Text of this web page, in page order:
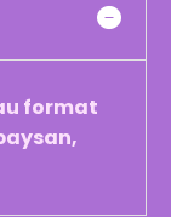
format